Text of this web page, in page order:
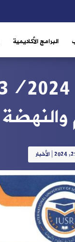
البرامج الأكاديمية
|الأخبار